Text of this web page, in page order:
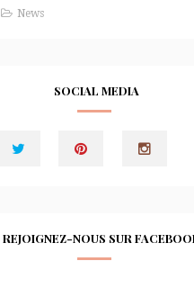
News
SOCIAL MEDIA
REJOIGNEZ-NOUS SUR